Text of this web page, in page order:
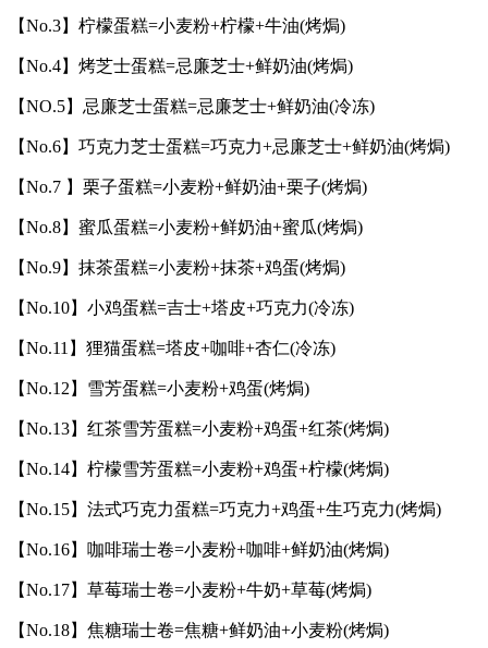
【No.3】柠檬蛋糕=小麦粉+柠檬+牛油(烤焗)
【No.4】烤芝士蛋糕=忌廉芝士+鲜奶油(烤焗)
【NO.5】忌廉芝士蛋糕=忌廉芝士+鲜奶油(冷冻)
【No.6】巧克力芝士蛋糕=巧克力+忌廉芝士+鲜奶油(烤焗)
【No.7 】栗子蛋糕=小麦粉+鲜奶油+栗子(烤焗)
【No.8】蜜瓜蛋糕=小麦粉+鲜奶油+蜜瓜(烤焗)
【No.9】抹茶蛋糕=小麦粉+抹茶+鸡蛋(烤焗)
【No.10】小鸡蛋糕=吉士+塔皮+巧克力(冷冻)
【No.11】狸猫蛋糕=塔皮+咖啡+杏仁(冷冻)
【No.12】雪芳蛋糕=小麦粉+鸡蛋(烤焗)
【No.13】红茶雪芳蛋糕=小麦粉+鸡蛋+红茶(烤焗)
【No.14】柠檬雪芳蛋糕=小麦粉+鸡蛋+柠檬(烤焗)
【No.15】法式巧克力蛋糕=巧克力+鸡蛋+生巧克力(烤焗)
【No.16】咖啡瑞士卷=小麦粉+咖啡+鲜奶油(烤焗)
【No.17】草莓瑞士卷=小麦粉+牛奶+草莓(烤焗)
【No.18】焦糖瑞士卷=焦糖+鲜奶油+小麦粉(烤焗)